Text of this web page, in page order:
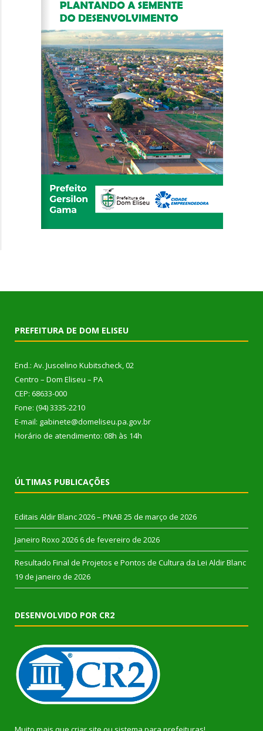
PREFEITURA DE DOM ELISEU
End.: Av. Juscelino Kubitscheck, 02
Centro – Dom Eliseu – PA
CEP: 68633-000
Fone: (94) 3335-2210
E-mail: gabinete@domeliseu.pa.gov.br
Horário de atendimento: 08h às 14h
ÚLTIMAS PUBLICAÇÕES
Editais Aldir Blanc 2026 – PNAB 25 de março de 2026
Janeiro Roxo 2026 6 de fevereiro de 2026
Resultado Final de Projetos e Pontos de Cultura da Lei Aldir Blanc
19 de janeiro de 2026
DESENVOLVIDO POR CR2